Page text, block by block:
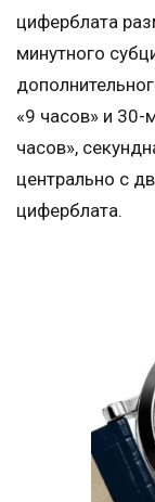
циферблата
минутного
«9 часов» и 30-
часов»,
центрально с
циферблата.